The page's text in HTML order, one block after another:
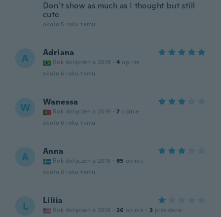
Don’t show as much as I thought but still
cute
około 5 roku temu
A Adriana
Rok dołączenia 2019 · 4 opinie
około 6 roku temu
W Wanessa
Rok dołączenia 2019 · 7 opinie
około 6 roku temu
A Anna
Rok dołączenia 2018 · 65 opinie
około 6 roku temu
L Liliia
Rok dołączenia 2018 · 26 opinie · 3 przesłane